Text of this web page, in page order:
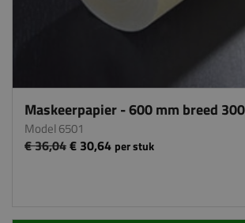
Maskeerpapier - 600 mm breed
Model 6501
€ 36,04€ 30,64 per stuk